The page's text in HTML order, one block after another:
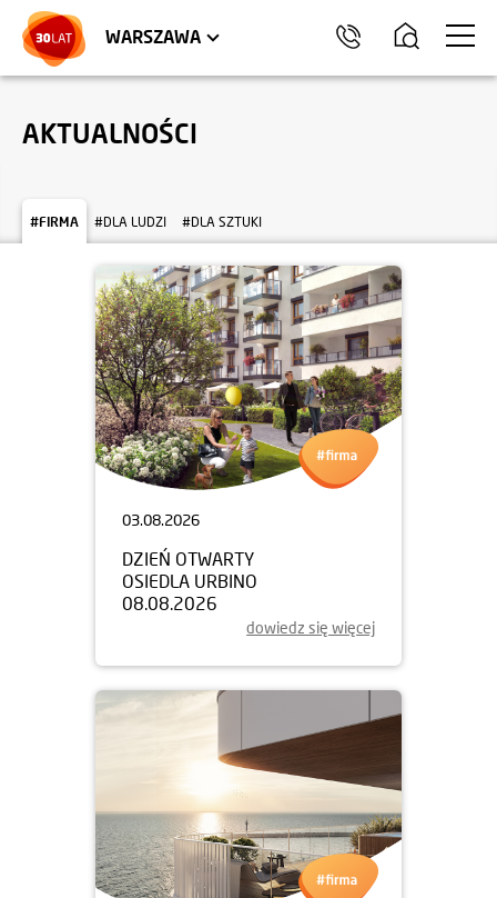
WARSZAWA
HEL
AKTUALNOŚCI
#FIRMA #DLA LUDZI #DLA SZTUKI
03.08.2026
DZIEŃ OTWARTY
OSIEDLA URBINO
08.08.2026
dowiedz się więcej